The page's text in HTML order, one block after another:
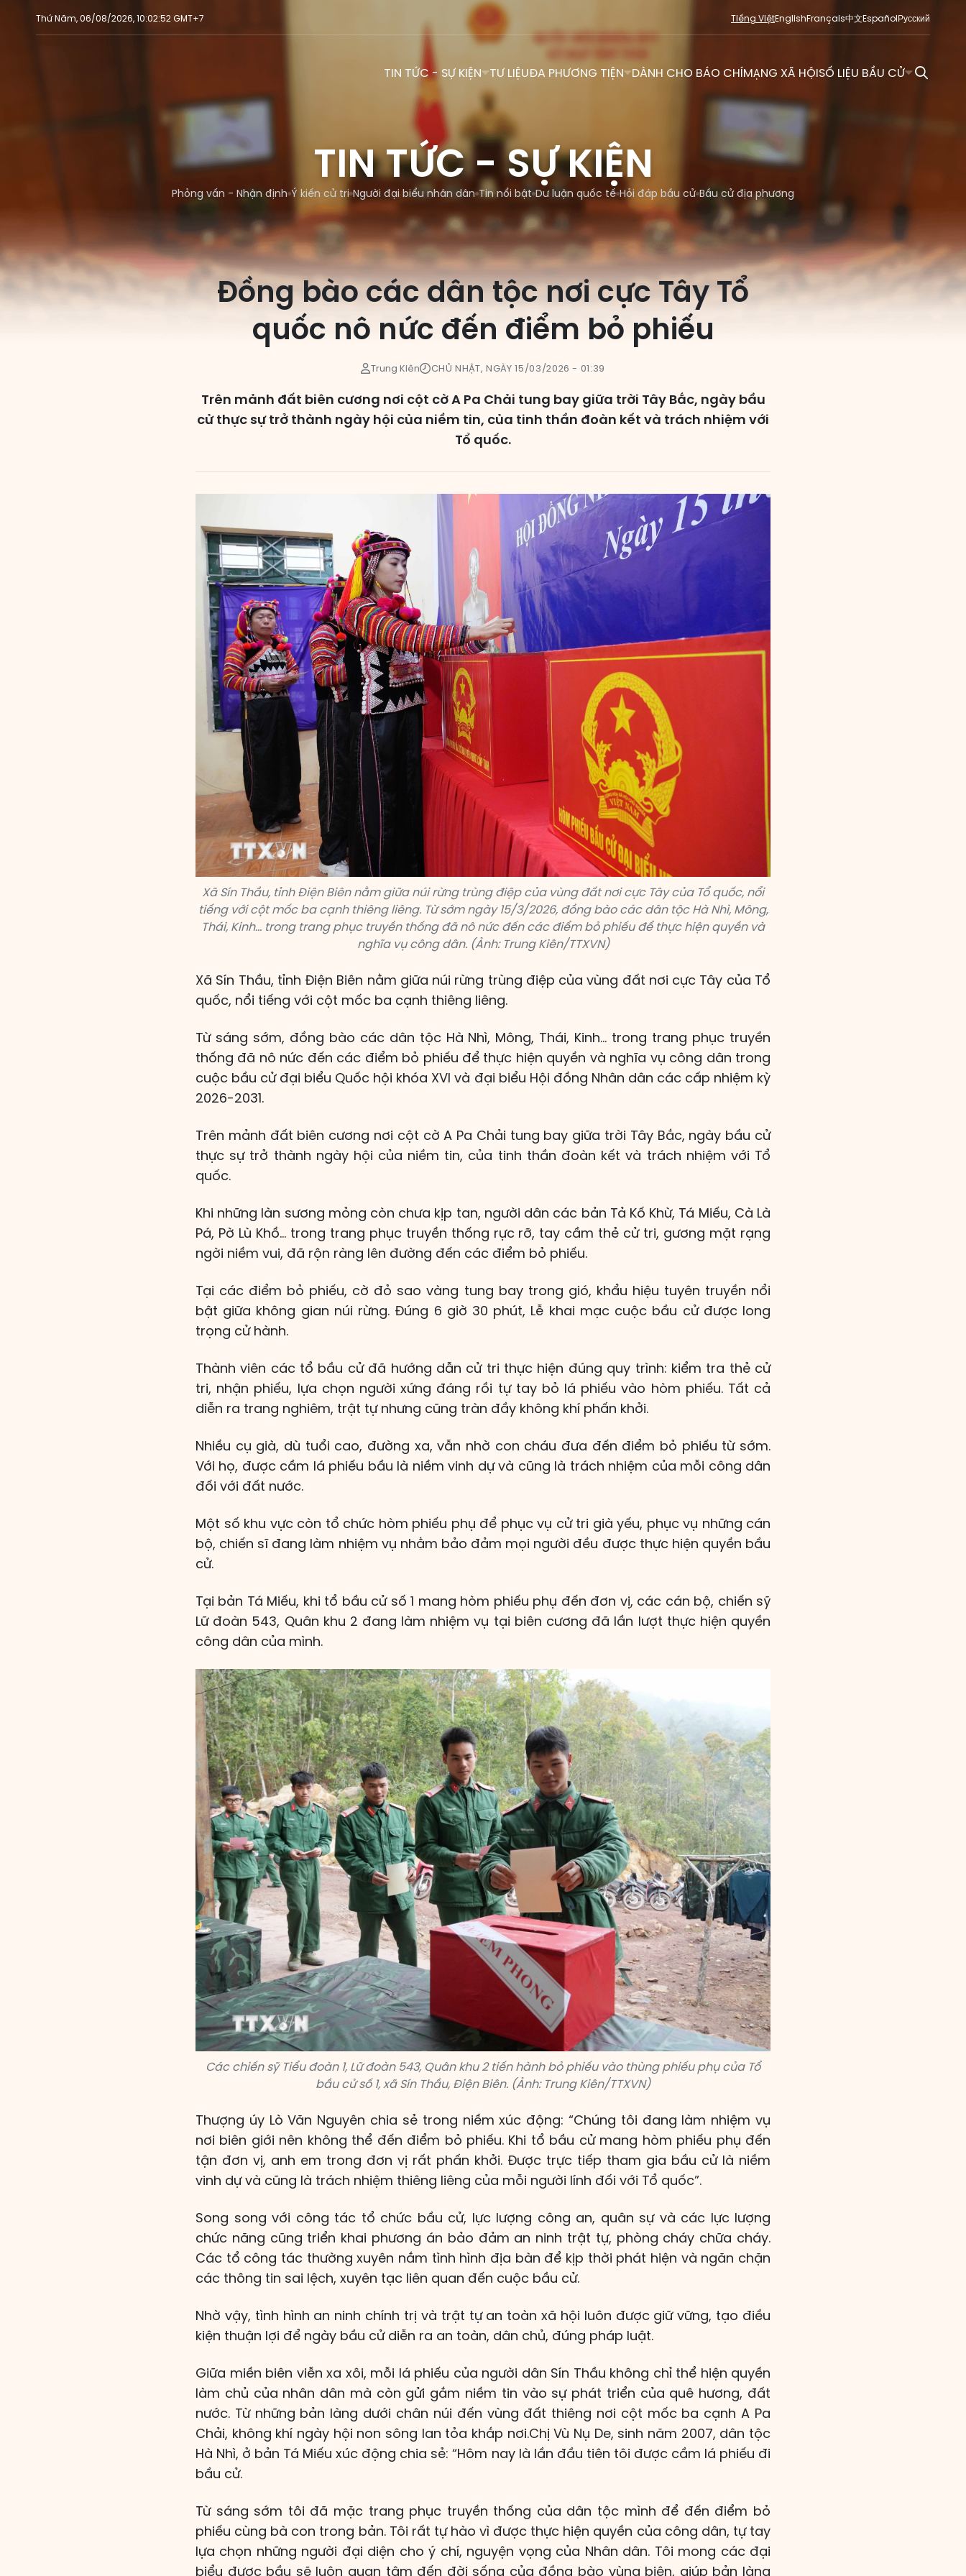
Thứ Năm, 06/08/2026, 10:02:52 GMT+7 Tiếng ViệtEnglishFrançais中文EspañolРусский
TIN TỨC - SỰ KIỆN TƯ LIỆUĐA PHƯƠNG TIỆN DÀNH CHO BÁO CHÍMẠNG XÃ HỘISỐ LIỆU BẦU CỬ
TIN TỨC - SỰ KIỆN
Phỏng vấn - Nhận định Ý kiến cử tri Người đại biểu nhân dân Tin nổi bật Dư luận quốc tế Hỏi đáp bầu cử Bầu cử địa phương
Đồng bào các dân tộc nơi cực Tây Tổ
quốc nô nức đến điểm bỏ phiếu
Trung Kiên CHỦ NHẬT, NGÀY 15/03/2026 - 01:39
Trên mảnh đất biên cương nơi cột cờ A Pa Chải tung bay giữa trời Tây Bắc, ngày bầu
cử thực sự trở thành ngày hội của niềm tin, của tinh thần đoàn kết và trách nhiệm với
Tổ quốc.
Xã Sín Thầu, tỉnh Điện Biên nằm giữa núi rừng trùng điệp của vùng đất nơi cực Tây của Tổ quốc, nổi
tiếng với cột mốc ba cạnh thiêng liêng. Từ sớm ngày 15/3/2026, đồng bào các dân tộc Hà Nhì, Mông,
Thái, Kinh… trong trang phục truyền thống đã nô nức đến các điểm bỏ phiếu để thực hiện quyền và
nghĩa vụ công dân. (Ảnh: Trung Kiên/TTXVN)
Xã Sín Thầu, tỉnh Điện Biên nằm giữa núi rừng trùng điệp của vùng đất nơi cực Tây của Tổ
quốc, nổi tiếng với cột mốc ba cạnh thiêng liêng.
Từ sáng sớm, đồng bào các dân tộc Hà Nhì, Mông, Thái, Kinh… trong trang phục truyền
thống đã nô nức đến các điểm bỏ phiếu để thực hiện quyền và nghĩa vụ công dân trong
cuộc bầu cử đại biểu Quốc hội khóa XVI và đại biểu Hội đồng Nhân dân các cấp nhiệm kỳ
2026-2031.
Trên mảnh đất biên cương nơi cột cờ A Pa Chải tung bay giữa trời Tây Bắc, ngày bầu cử
thực sự trở thành ngày hội của niềm tin, của tinh thần đoàn kết và trách nhiệm với Tổ
quốc.
Khi những làn sương mỏng còn chưa kịp tan, người dân các bản Tả Kố Khừ, Tá Miếu, Cà Là
Pá, Pờ Lù Khồ… trong trang phục truyền thống rực rỡ, tay cầm thẻ cử tri, gương mặt rạng
ngời niềm vui, đã rộn ràng lên đường đến các điểm bỏ phiếu.
Tại các điểm bỏ phiếu, cờ đỏ sao vàng tung bay trong gió, khẩu hiệu tuyên truyền nổi
bật giữa không gian núi rừng. Đúng 6 giờ 30 phút, Lễ khai mạc cuộc bầu cử được long
trọng cử hành.
Thành viên các tổ bầu cử đã hướng dẫn cử tri thực hiện đúng quy trình: kiểm tra thẻ cử
tri, nhận phiếu, lựa chọn người xứng đáng rồi tự tay bỏ lá phiếu vào hòm phiếu. Tất cả
diễn ra trang nghiêm, trật tự nhưng cũng tràn đầy không khí phấn khởi.
Nhiều cụ già, dù tuổi cao, đường xa, vẫn nhờ con cháu đưa đến điểm bỏ phiếu từ sớm.
Với họ, được cầm lá phiếu bầu là niềm vinh dự và cũng là trách nhiệm của mỗi công dân
đối với đất nước.
Một số khu vực còn tổ chức hòm phiếu phụ để phục vụ cử tri già yếu, phục vụ những cán
bộ, chiến sĩ đang làm nhiệm vụ nhằm bảo đảm mọi người đều được thực hiện quyền bầu
cử.
Tại bản Tá Miếu, khi tổ bầu cử số 1 mang hòm phiếu phụ đến đơn vị, các cán bộ, chiến sỹ
Lữ đoàn 543, Quân khu 2 đang làm nhiệm vụ tại biên cương đã lần lượt thực hiện quyền
công dân của mình.
Các chiến sỹ Tiểu đoàn 1, Lữ đoàn 543, Quân khu 2 tiến hành bỏ phiếu vào thùng phiếu phụ của Tổ
bầu cử số 1, xã Sín Thầu, Điện Biên. (Ảnh: Trung Kiên/TTXVN)
Thượng úy Lò Văn Nguyên chia sẻ trong niềm xúc động: “Chúng tôi đang làm nhiệm vụ
nơi biên giới nên không thể đến điểm bỏ phiếu. Khi tổ bầu cử mang hòm phiếu phụ đến
tận đơn vị, anh em trong đơn vị rất phấn khởi. Được trực tiếp tham gia bầu cử là niềm
vinh dự và cũng là trách nhiệm thiêng liêng của mỗi người lính đối với Tổ quốc”.
Song song với công tác tổ chức bầu cử, lực lượng công an, quân sự và các lực lượng
chức năng cũng triển khai phương án bảo đảm an ninh trật tự, phòng cháy chữa cháy.
Các tổ công tác thường xuyên nắm tình hình địa bàn để kịp thời phát hiện và ngăn chặn
các thông tin sai lệch, xuyên tạc liên quan đến cuộc bầu cử.
Nhờ vậy, tình hình an ninh chính trị và trật tự an toàn xã hội luôn được giữ vững, tạo điều
kiện thuận lợi để ngày bầu cử diễn ra an toàn, dân chủ, đúng pháp luật.
Giữa miền biên viễn xa xôi, mỗi lá phiếu của người dân Sín Thầu không chỉ thể hiện quyền
làm chủ của nhân dân mà còn gửi gắm niềm tin vào sự phát triển của quê hương, đất
nước. Từ những bản làng dưới chân núi đến vùng đất thiêng nơi cột mốc ba cạnh A Pa
Chải, không khí ngày hội non sông lan tỏa khắp nơi.Chị Vù Nụ De, sinh năm 2007, dân tộc
Hà Nhì, ở bản Tá Miếu xúc động chia sẻ: “Hôm nay là lần đầu tiên tôi được cầm lá phiếu đi
bầu cử.
Từ sáng sớm tôi đã mặc trang phục truyền thống của dân tộc mình để đến điểm bỏ
phiếu cùng bà con trong bản. Tôi rất tự hào vì được thực hiện quyền của công dân, tự tay
lựa chọn những người đại diện cho ý chí, nguyện vọng của Nhân dân. Tôi mong các đại
biểu được bầu sẽ luôn quan tâm đến đời sống của đồng bào vùng biên, giúp bản làng